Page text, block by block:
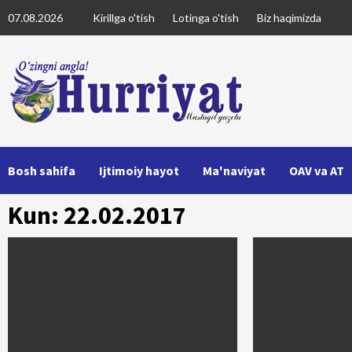
to
07.08.2026 Kirillga o'tish Lotinga o'tish Biz haqimizda
Bosh sahifa Ijtimoiy hayot Ma'naviyat OAV va AT
Kun: 22.02.2017